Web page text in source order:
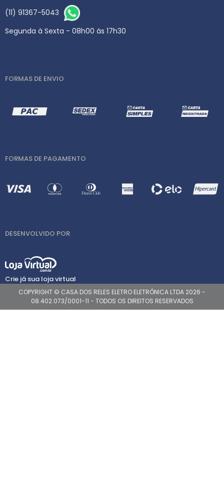
(11) 91367-5043
Segunda à Sexta - 08h00 ás 17h30
FORMAS DE ENVIO
FORMAS DE PAGAMENTO
DESENVOLVIDO POR
Crie já sua loja virtual
COPYRIGHT © CASA DOS RELES ELETRO ELETRÔNICA LTDA 2026 -
08.402.073/0001-11 - TODOS OS DIREITOS RESERVADOS